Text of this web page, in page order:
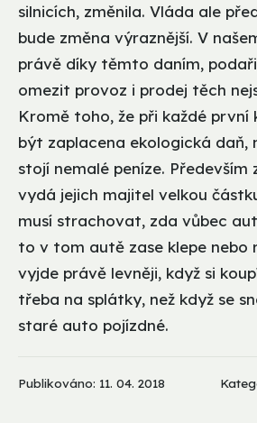
silnicích, změnila. Vláda ale
bude změna výraznější. V
právě díky těmto daním,
omezit provoz i prodej těch
Kromě toho, že při každé první
být zaplacena ekologická daň,
stojí nemalé peníze. Především
vydá jejich majitel velkou
musí strachovat, zda vůbec
to v tom autě zase klepe nebo
vyjde právě levněji, když si
třeba na splátky, než když se
staré auto pojízdné.
Publikováno: 11. 04. 2018